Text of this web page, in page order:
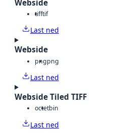
Webside
tifftif
Last ned
Webside
pngpng
Last ned
Webside Tiled TIFF
octetbin
Last ned